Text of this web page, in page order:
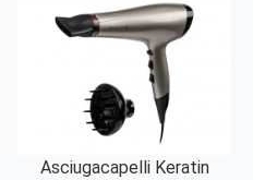
Asciugacapelli Keratin